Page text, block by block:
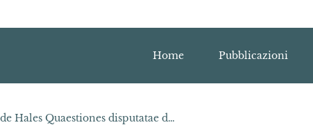
Home Pubblicazioni
Tom. XXXIII. - Alexandri de Hales Quaestiones disputatae de moralibus